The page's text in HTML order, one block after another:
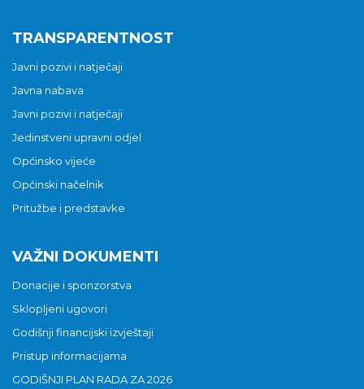
TRANSPARENTNOST
Javni pozivi i natječaji
Javna nabava
Javni pozivi i natječaji
Jedinstveni upravni odjel
Općinsko vijeće
Općinski načelnik
Pritužbe i predstavke
VAŽNI DOKUMENTI
Donacije i sponzorstva
Sklopljeni ugovori
Godišnji financijski izvještaji
Pristup informacijama
GODIŠNJI PLAN RADA ZA 2026